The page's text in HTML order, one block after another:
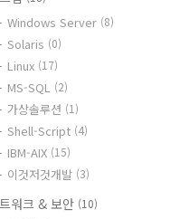
Windows Server (8)
Solaris (0)
Linux (17)
MS-SQL (2)
가상솔루션 (1)
Shell-Script (4)
IBM-AIX (15)
이것저것개발 (3)
워크 & 보안 (10)